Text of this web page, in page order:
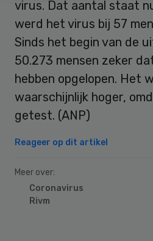
virus. Dat aantal staat
werd het virus bij 57
Sinds het begin van de
50.273 mensen zeker
hebben opgelopen. Het
waarschijnlijk hoger,
getest. (ANP)
Reageer op dit artikel
Meer over:
Coronavirus
Rivm